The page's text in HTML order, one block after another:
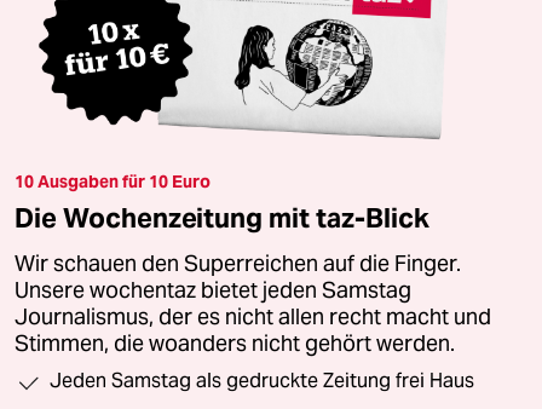
10 Ausgaben für 10 Euro
Die Wochenzeitung mit taz-Blick
Wir schauen den Superreichen auf die Finger.
Unsere wochentaz bietet jeden Samstag
Journalismus, der es nicht allen recht macht und
Stimmen, die woanders nicht gehört werden.
Jeden Samstag als gedruckte Zeitung frei Haus